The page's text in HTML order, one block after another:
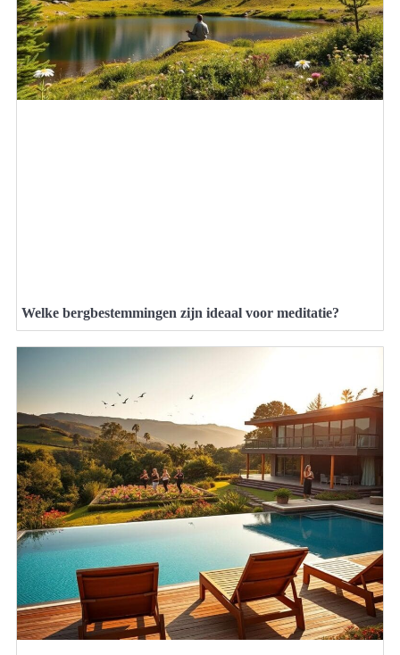
Welke bergbestemmingen zijn ideaal voor meditatie?